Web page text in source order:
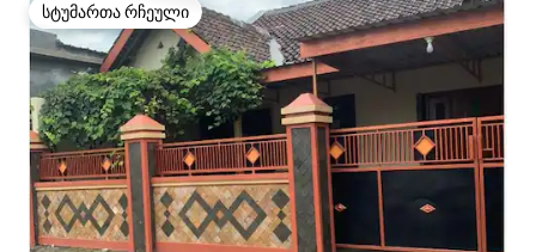
სტუმართა რჩეული
სტუმართა რჩეული